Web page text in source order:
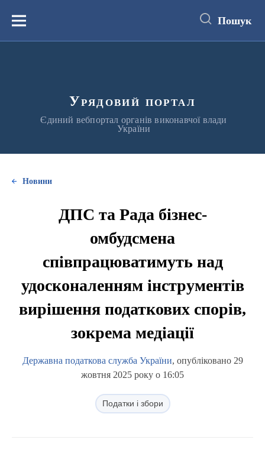
вмістуМеню Пошук
Урядовий портал
Єдиний вебпортал органів виконавчої влади
України
Новини
ДПС та Рада бізнес-
омбудсмена
співпрацюватимуть над
удосконаленням інструментів
вирішення податкових спорів,
зокрема медіації
Державна податкова служба України, опубліковано 29
жовтня 2025 року о 16:05
Податки і збори